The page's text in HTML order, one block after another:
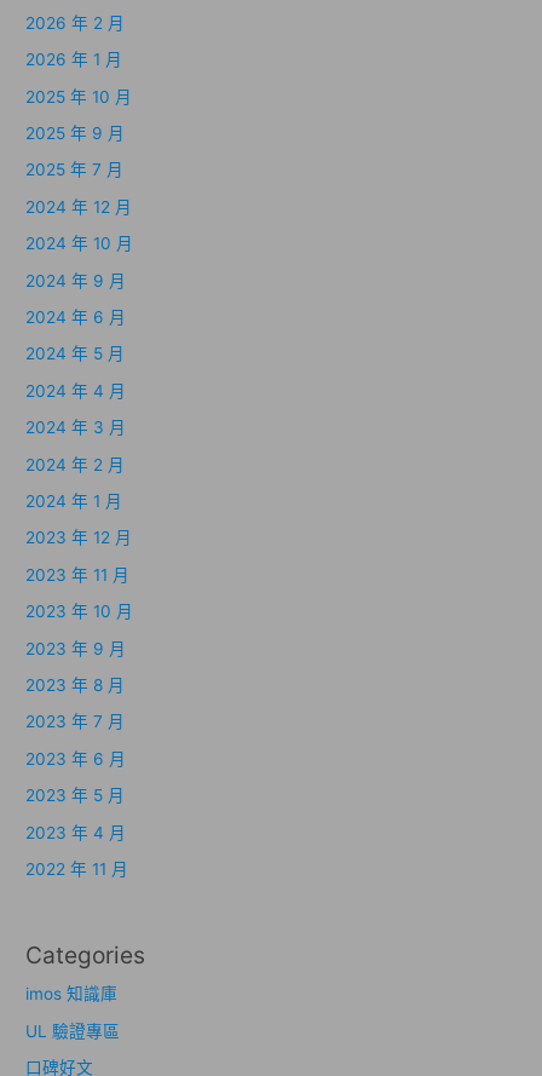
2026 年 2 月
2026 年 1 月
2025 年 10 月
2025 年 9 月
2025 年 7 月
2024 年 12 月
2024 年 10 月
2024 年 9 月
2024 年 6 月
2024 年 5 月
2024 年 4 月
2024 年 3 月
2024 年 2 月
2024 年 1 月
2023 年 12 月
2023 年 11 月
2023 年 10 月
2023 年 9 月
2023 年 8 月
2023 年 7 月
2023 年 6 月
2023 年 5 月
2023 年 4 月
2022 年 11 月
Categories
imos 知識庫
UL 驗證專區
口碑好文